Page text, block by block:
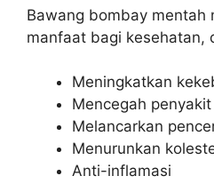
Bawang bombay mentah
manfaat bagi kesehatan,
Meningkatkan
Mencegah
Melancarkan
Menurunkan
Anti-inflamasi